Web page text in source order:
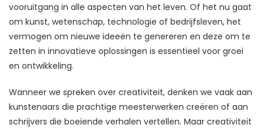
vooruitgang in alle aspecten van het leven. Of het nu gaat
om kunst, wetenschap, technologie of bedrijfsleven, het
vermogen om nieuwe ideeën te genereren en deze om te
zetten in innovatieve oplossingen is essentieel voor groei
en ontwikkeling.
Wanneer we spreken over creativiteit, denken we vaak aan
kunstenaars die prachtige meesterwerken creëren of aan
schrijvers die boeiende verhalen vertellen. Maar creativiteit